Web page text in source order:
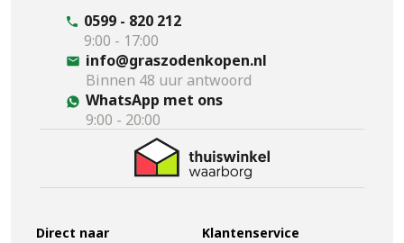
0599 - 820 212
9:00 - 17:00
info@graszodenkopen.nl
Binnen 48 uur antwoord
WhatsApp met ons
9:00 - 20:00
Direct naar Klantenservice